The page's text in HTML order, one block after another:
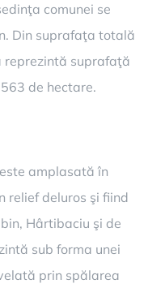
comunei se
Din suprafaţa totală
reprezintă suprafaţă
de hectare.
amplasată în
relief deluros şi fiind
Hârtibaciu şi de
sub forma unei
prin spălarea